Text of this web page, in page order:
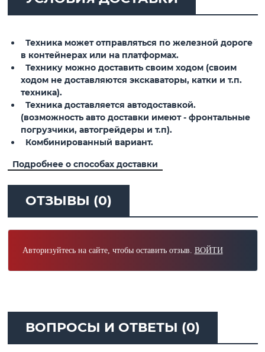
Техника может отправляться по железной дороге
в контейнерах или на платформах.
Технику можно доставить своим ходом (своим
ходом не доставляются экскаваторы, катки и т.п.
техника).
Техника доставляется автодоставкой.
(возможность авто доставки имеют - фронтальные
погрузчики, автогрейдеры и т.п).
Комбинированный вариант.
Подробнее о способах доставки
ОТЗЫВЫ (0)
Авторизуйтесь на сайте, чтобы оставить отзыв. ВОЙТИ
ВОПРОСЫ И ОТВЕТЫ (0)